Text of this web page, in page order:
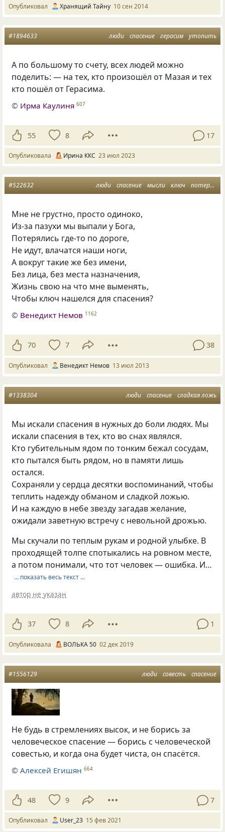
Опубликовал Хранящий Тайну 10 сен 2014
люди спасение герасим утопить
#1894633
А по большому то счету, всех людей можно
поделить: — на тех, кто произошёл от Мазая и тех
кто пошёл от Герасима.
© Ирма Каулиня 607
55 8 17
Опубликовала Ирина ККС 23 июл 2023
люди спасение мысли ключ потерянные
#522632
Мне не грустно, просто одиноко,
Из-за пазухи мы выпали у Бога,
Потерялись где-то по дороге,
Не идут, влачатся наши ноги,
А вокруг такие же без имени,
Без лица, без места назначения,
Жизнь свою на что мне выменять,
Чтобы ключ нашелся для спасения?
© Венедикт Немов 1162
70 7 38
Опубликовал Венедикт Немов 13 июл 2013
люди спасение сладкая ложь
#1338304
Мы искали спасения в нужных до боли людях. Мы
искали спасения в тех, кто во снах являлся.
Кто губительным ядом по тонким бежал сосудам,
кто пытался быть рядом, но в памяти лишь
остался.
Сохраняли у сердца десятки воспоминаний, чтобы
теплить надежду обманом и сладкой ложью.
И на каждую в небе звезду загадав желание,
ожидали заветную встречу с невольной дрожью.
Мы скучали по теплым рукам и родной улыбке. В
проходящей толпе спотыкались на ровном месте,
а потом понимали, что тот человек — ошибка. И…
… показать весь текст …
автор не указан
37 8 1
Опубликовала ВОЛЬКА 50 02 дек 2019
люди совесть спасение
#1556129
Не будь в стремлениях высок, и не борись за
человеческое спасение — борись с человеческой
совестью, и когда она будет чиста, он спасётся.
©Алексей Егишян 664
48 9 7
Опубликовал User_23 15 фев 2021